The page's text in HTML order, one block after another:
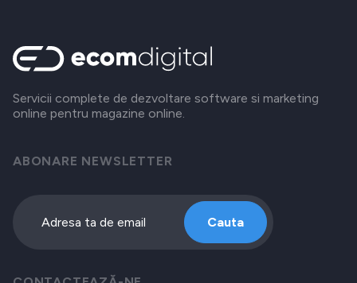
Servicii complete de dezvoltare software si marketing
online pentru magazine online.
ABONARE NEWSLETTER
Cauta